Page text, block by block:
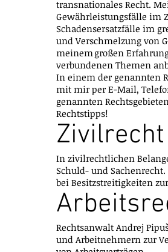
transnationales Recht.
Gewährleistungsfälle im
Schadensersatzfälle im
und Verschmelzung von
meinem großen
verbundenen Themen
In einem der genannten
mit mir per E-Mail,
genannten
Rechtstipps!
Zivilrecht
In zivilrechtlichen
Schuld- und
bei Besitzstreitigkeiten
Rechtsanwalt Andrej
und Arbeitnehmern zur